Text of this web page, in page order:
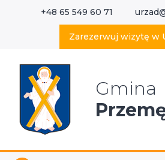
+48 65 549 60 71
Zarezerwuj wizytę w
Gmina
Wyszukaj w serwisie